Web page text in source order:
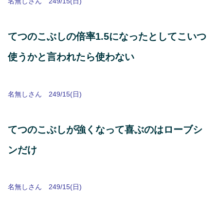
てつのこぶしの倍率1.5になったとしてこいつ
使うかと言われたら使わない
名無しさん 249/15(日)
てつのこぶしが強くなって喜ぶのはローブシ
ンだけ
名無しさん 249/15(日)